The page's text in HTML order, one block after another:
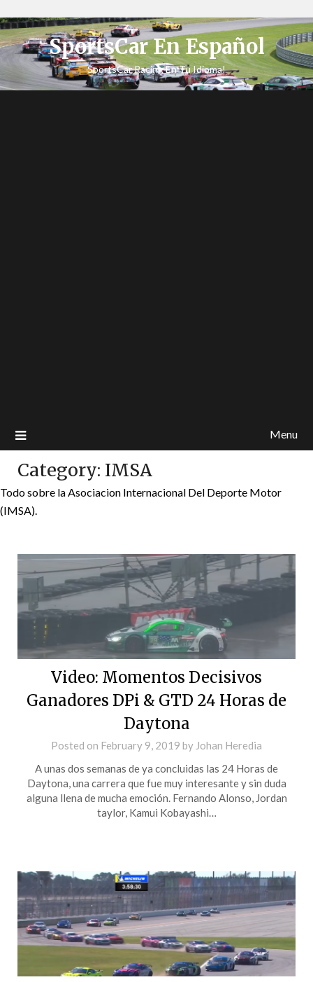
SportsCar En Español
SportsCar Racing En Tu Idioma!
Menu
Category: IMSA
Todo sobre la Asociacion Internacional Del Deporte Motor
(IMSA).
Video: Momentos Decisivos
Ganadores DPi & GTD 24 Horas de
Daytona
Posted on February 9, 2019 by Johan Heredia
A unas dos semanas de ya concluidas las 24 Horas de
Daytona, una carrera que fue muy interesante y sin duda
alguna llena de mucha emoción. Fernando Alonso, Jordan
taylor, Kamui Kobayashi…